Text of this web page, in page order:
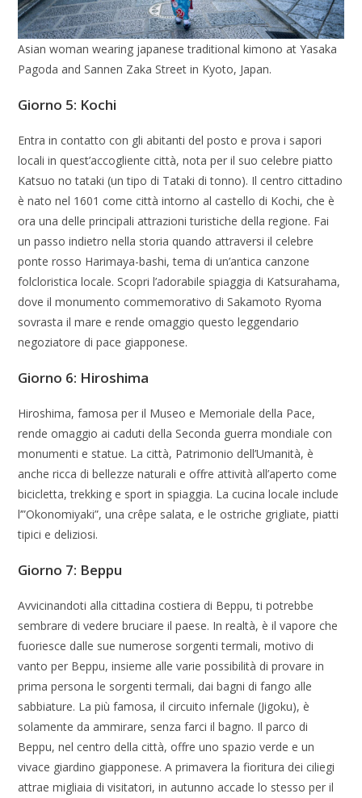
Asian woman wearing japanese traditional kimono at Yasaka
Pagoda and Sannen Zaka Street in Kyoto, Japan.
Giorno 5: Kochi
Entra in contatto con gli abitanti del posto e prova i sapori
locali in quest’accogliente città, nota per il suo celebre piatto
Katsuo no tataki (un tipo di Tataki di tonno). Il centro cittadino
è nato nel 1601 come città intorno al castello di Kochi, che è
ora una delle principali attrazioni turistiche della regione. Fai
un passo indietro nella storia quando attraversi il celebre
ponte rosso Harimaya-bashi, tema di un’antica canzone
folcloristica locale. Scopri l’adorabile spiaggia di Katsurahama,
dove il monumento commemorativo di Sakamoto Ryoma
sovrasta il mare e rende omaggio questo leggendario
negoziatore di pace giapponese.
Giorno 6: Hiroshima
Hiroshima, famosa per il Museo e Memoriale della Pace,
rende omaggio ai caduti della Seconda guerra mondiale con
monumenti e statue. La città, Patrimonio dell’Umanità, è
anche ricca di bellezze naturali e offre attività all’aperto come
bicicletta, trekking e sport in spiaggia. La cucina locale include
l’”Okonomiyaki”, una crêpe salata, e le ostriche grigliate, piatti
tipici e deliziosi.
Giorno 7: Beppu
Avvicinandoti alla cittadina costiera di Beppu, ti potrebbe
sembrare di vedere bruciare il paese. In realtà, è il vapore che
fuoriesce dalle sue numerose sorgenti termali, motivo di
vanto per Beppu, insieme alle varie possibilità di provare in
prima persona le sorgenti termali, dai bagni di fango alle
sabbiature. La più famosa, il circuito infernale (Jigoku), è
solamente da ammirare, senza farci il bagno. Il parco di
Beppu, nel centro della città, offre uno spazio verde e un
vivace giardino giapponese. A primavera la fioritura dei ciliegi
attrae migliaia di visitatori, in autunno accade lo stesso per il